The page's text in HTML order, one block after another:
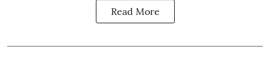
Read More